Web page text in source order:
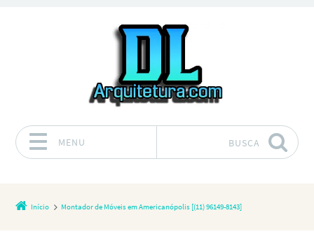
MENU BUSCA
Início Montador de Móveis em Americanópolis [(11) 96149-8143]